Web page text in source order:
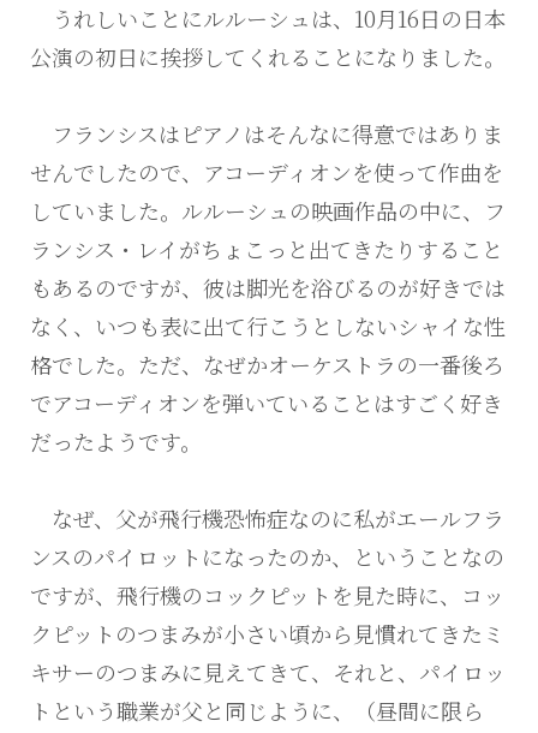
うれしいことにルルーシュは、10月16日の日本
公演の初日に挨拶してくれることになりました。
フランシスはピアノはそんなに得意ではありま
せんでしたので、アコーディオンを使って作曲を
していました。ルルーシュの映画作品の中に、フ
ランシス・レイがちょこっと出てきたりすること
もあるのですが、彼は脚光を浴びるのが好きでは
なく、いつも表に出て行こうとしないシャイな性
格でした。ただ、なぜかオーケストラの一番後ろ
でアコーディオンを弾いていることはすごく好き
だったようです。
なぜ、父が飛行機恐怖症なのに私がエールフラ
ンスのパイロットになったのか、ということなの
ですが、飛行機のコックピットを見た時に、コッ
クピットのつまみが小さい頃から見慣れてきたミ
キサーのつまみに見えてきて、それと、パイロッ
トという職業が父と同じように、（昼間に限ら